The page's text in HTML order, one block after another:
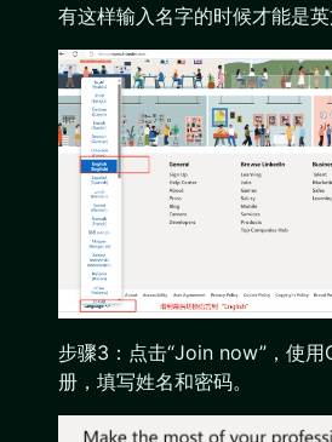
有这样输入名字的时候才能是英
步骤3：点击“Join now”，使用
册，填写姓名和密码。